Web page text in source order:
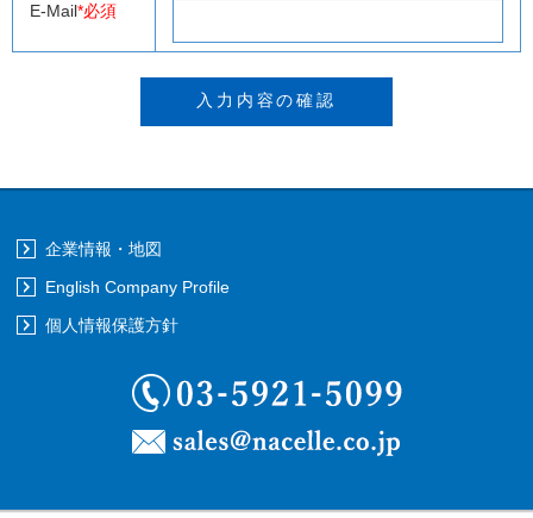
E-Mail*必須
企業情報・地図
English Company Profile
個人情報保護方針